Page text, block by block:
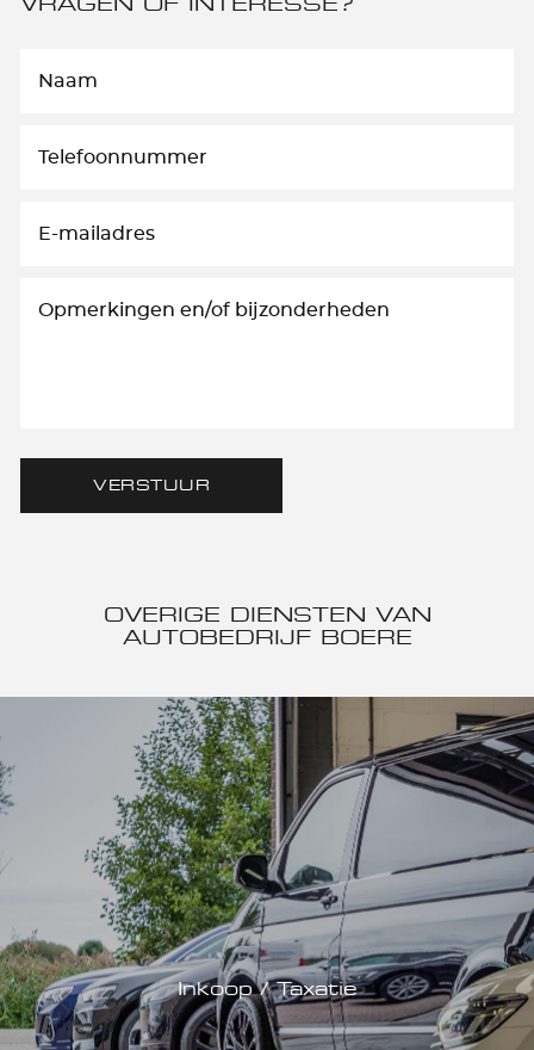
VERSTUUR
OVERIGE DIENSTEN VAN
AUTOBEDRIJF BOERE
Inkoop / Taxatie